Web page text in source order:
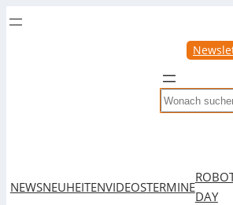
Search
NEWSNEUHEITENVIDEOSTERMINE
DAY